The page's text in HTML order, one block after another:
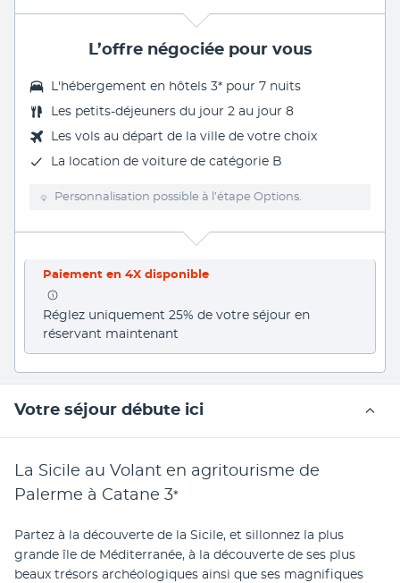
L’offre négociée pour vous
L'hébergement en hôtels 3* pour 7 nuits
Les petits-déjeuners du jour 2 au jour 8
Les vols au départ de la ville de votre choix
La
location de voiture de catégorie B
Personnalisation possible à l’étape Options.
Paiement en 4X disponible
Réglez uniquement 25% de votre séjour en
réservant maintenant
Votre séjour débute ici
La Sicile au Volant en agritourisme de
Palerme à Catane 3*
Partez à la découverte de la Sicile, et sillonnez la plus
grande île de Méditerranée, à la découverte de ses plus
beaux trésors archéologiques ainsi que ses magnifiques